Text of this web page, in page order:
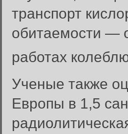
транспорт
обитаемости —
работах
Ученые также
Европы в 1,5